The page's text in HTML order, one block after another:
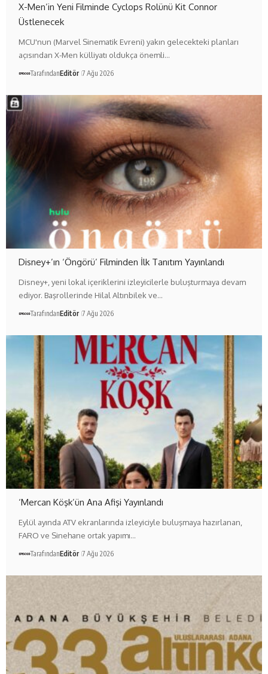
X-Men’in Yeni Filminde Cyclops Rolünü Kit Connor
Üstlenecek
MCU'nun (Marvel Sinematik Evreni) yakın gelecekteki planları
açısından X-Men külliyatı oldukça önemli…
TarafındanEditör 7 Ağu 2026
Disney+’ın ‘Öngörü’ Filminden İlk Tanıtım Yayınlandı
Disney+, yeni lokal içeriklerini izleyicilerle buluşturmaya devam
ediyor. Başrollerinde Hilal Altınbilek ve…
TarafındanEditör 7 Ağu 2026
‘Mercan Köşk’ün Ana Afişi Yayınlandı
Eylül ayında ATV ekranlarında izleyiciyle buluşmaya hazırlanan,
FARO ve Sinehane ortak yapımı…
TarafındanEditör 7 Ağu 2026